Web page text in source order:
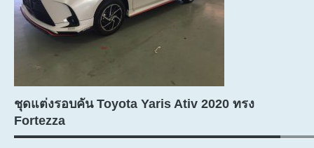
ชุดแต่งรอบคัน Toyota Yaris Ativ 2020 ทรง
Fortezza